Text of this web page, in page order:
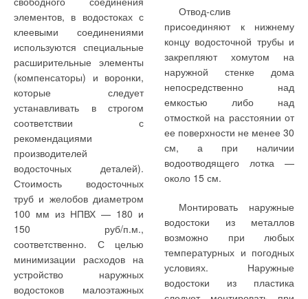
элементов, в водостоках с
клеевыми соединениями
используются специальные
расширительные элементы
(компенсаторы) и воронки,
которые следует
устанавливать в строгом
соответствии с
рекомендациями
производителей
водосточных деталей).
Стоимость водосточных
труб и желобов диаметром
100 мм из НПВХ — 180 и
150 руб/п.м.,
соответственно. С целью
минимизации расходов на
устройство наружных
водостоков малоэтажных
Отвод-слив
присоединяют к нижнему
концу водосточной трубы и
закрепляют хомутом на
наружной стенке дома
непосредственно над
емкостью либо над
отмосткой на расстоянии от
ее поверхности не менее 30
см, а при наличии
водоотводящего лотка —
около 15 см.
Монтировать наружные
водостоки из металлов
возможно при любых
температурных и погодных
условиях. Наружные
водостоки из пластика